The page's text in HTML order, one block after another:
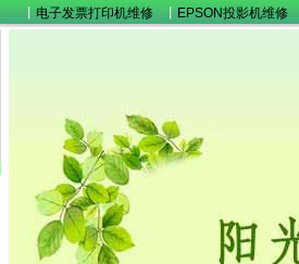
电子发票打印机维修 EPSON投影机维修